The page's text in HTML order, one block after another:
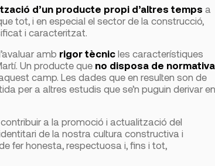
d’un producte propi d’altres temps a
tot, i en especial el sector de la construcció,
i caracteritzat.
amb rigor tècnicles característiques
Un producte que no disposa de normativa
camp. Les dades que en resulten son de
per a altres estudis que se’n puguin derivar en
a la promoció i actualització del
de la nostra cultura constructiva i
fer honesta, respectuosa i, fins i tot,